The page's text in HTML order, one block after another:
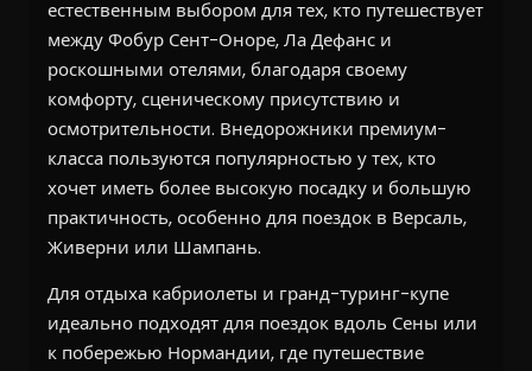
естественным выбором для тех, кто путешествует
между Фобур Сент-Оноре, Ла Дефанс и
роскошными отелями, благодаря своему
комфорту, сценическому присутствию и
осмотрительности. Внедорожники премиум-
класса пользуются популярностью у тех, кто
хочет иметь более высокую посадку и большую
практичность, особенно для поездок в Версаль,
Живерни или Шампань.
Для отдыха кабриолеты и гранд-туринг-купе
идеально подходят для поездок вдоль Сены или
к побережью Нормандии, где путешествие